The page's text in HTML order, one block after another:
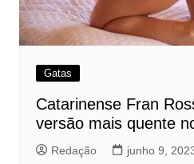
Gatas
Catarinense Fran
versão mais quente
Redação junho 9,